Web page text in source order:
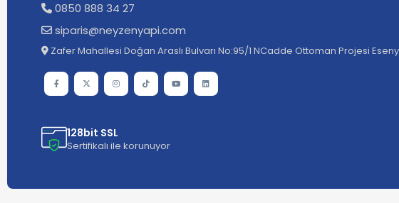
0850 888 34 27
siparis@neyzenyapi.com
Zafer Mahallesi Doğan Araslı Bulvarı No:95/1 NCadde Ottoman Projesi
128bit SSL
Sertifikalı ile korunuyor